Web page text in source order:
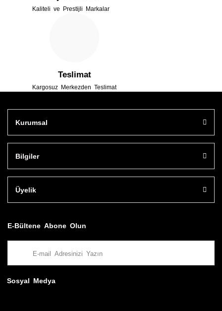
Kaliteli ve Prestijli Markalar
Teslimat
Kargosuz Merkezden Teslimat
Kurumsal
Bilgiler
Üyelik
E-Bültene Abone Olun
Sosyal Medya